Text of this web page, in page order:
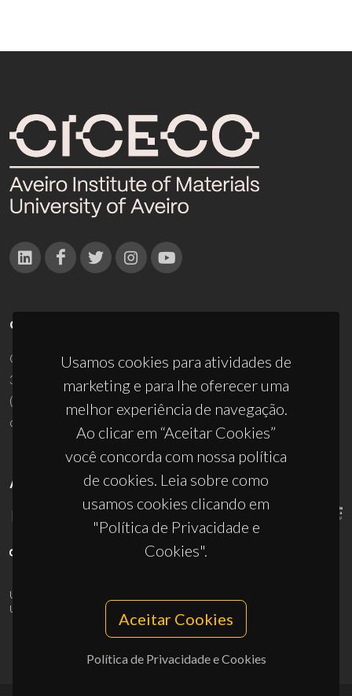
Usamos cookies para atividades de
marketing e para lhe oferecer uma
melhor experiência de navegação.
Ao clicar em “Aceitar Cookies”
você concorda com nossa política
de cookies. Leia sobre como
usamos cookies clicando em
"Política de Privacidade e
Cookies".
Aceitar Cookies
Política de Privacidade e Cookies
CONTACTOS
Campus Universitário de Santiago
3810-193 Aveiro - Portugal
(+351) 234 370 200
ciceco@ua.pt
APOIOS
UID/PRR/50011/2025
UID/PRR2/50011/2025
10.54499/UID/PRR2/50011/2025